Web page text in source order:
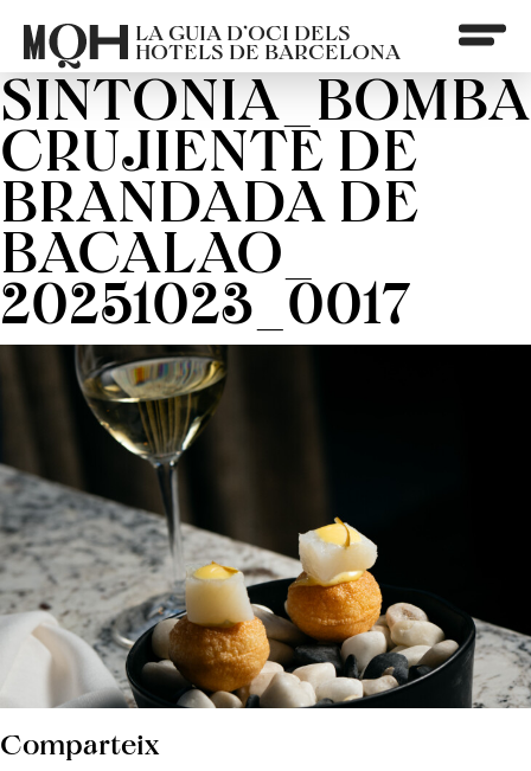
LA GUIA D’OCI DELS
HOTELS DE BARCELONA
SINTONIA_BOMBA
CRUJIENTE DE
BRANDADA DE
BACALAO_
20251023_0017
Comparteix